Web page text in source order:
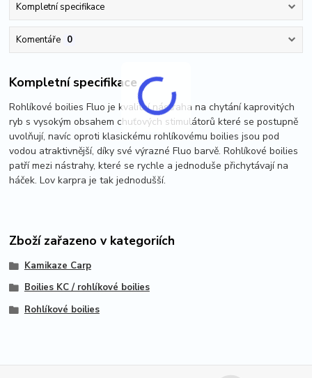
Kompletní specifikace
Komentáře 0
Kompletní specifikace
Rohlíkové boilies Fluo je kvalitní nástraha na chytání kaprovitých
ryb s vysokým obsahem chuťových stimulátorů které se postupně
uvolňují, navíc oproti klasickému rohlíkovému boilies jsou pod
vodou atraktivnější, díky své výrazné Fluo barvě. Rohlíkové boilies
patří mezi nástrahy, které se rychle a jednoduše přichytávají na
háček. Lov karpra je tak jednodušší.
Zboží zařazeno v kategoriích
Kamikaze Carp
Boilies KC / rohlíkové boilies
Rohlíkové boilies